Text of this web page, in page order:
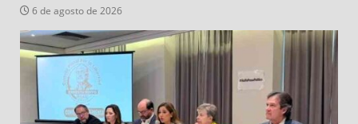
6 de agosto de 2026